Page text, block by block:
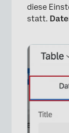
diese
statt.